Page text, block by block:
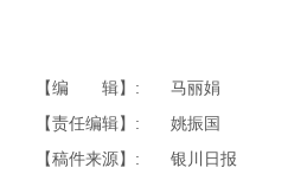
【编 辑】:
马丽娟
【责任编辑】:
姚振国
【稿件来源】:
银川日报